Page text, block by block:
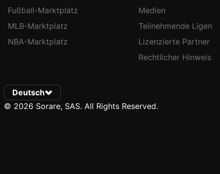
Fußball-Marktplatz
MLB-Marktplatz
NBA-Marktplatz
Medien
Teilnehmende Ligen
Lizenzierte Partner
Rechtlicher Hinweis
Deutsch
© 2026 Sorare, SAS. All Rights Reserved.